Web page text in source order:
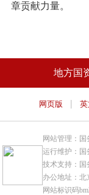
章贡献力量。
地方国
网页版 |
网站管理：国
运行维护：国
技术支持：国
办公地址：
网站标识码